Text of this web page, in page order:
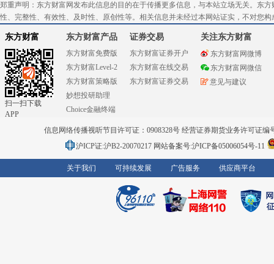
郑重声明：东方财富网发布此信息的目的在于传播更多信息，与本站立场无关。东
性、完整性、有效性、及时性、原创性等。相关信息并未经过本网站证实，不对您
东方财富
扫一扫下载
APP
东方财富产品
东方财富免费版
东方财富Level-2
东方财富策略版
妙想投研助理
Choice金融终端
证券交易
东方财富证券开户
东方财富在线交易
东方财富证券交易
关注东方财富
东方财富网微博
东方财富网微信
意见与建议
信息网络传播视听节目许可证：0908328号 经营证券期货业务许可证编
沪ICP证:沪B2-20070217 网站备案号:沪ICP备05006054号-11
关于我们 可持续发展 广告服务 供应商平台